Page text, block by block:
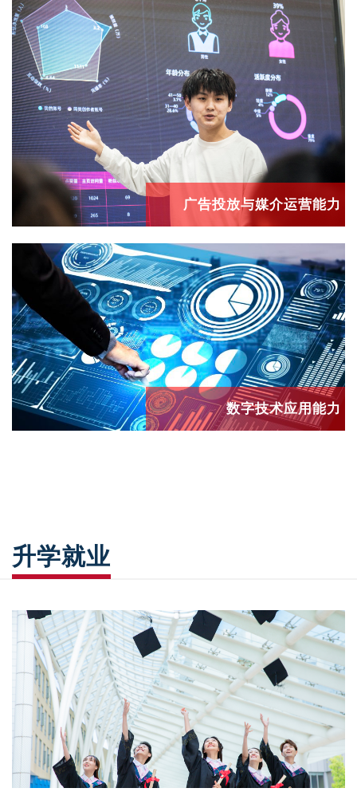
广告投放与媒介运营能力
数字技术应用能力
升学就业